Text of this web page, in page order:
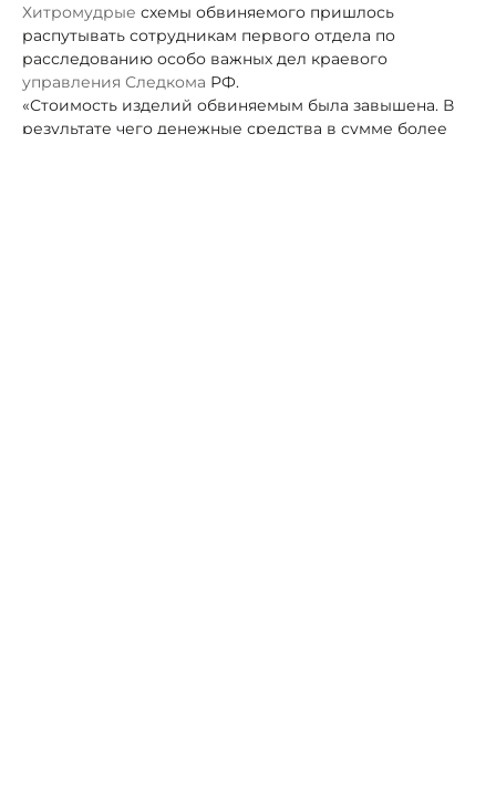
Хитромудрые схемы обвиняемого пришлось
распутывать сотрудникам первого отдела по
расследованию особо важных дел краевого
управления Следкома РФ.
«Стоимость изделий обвиняемым была завышена. В
результате чего денежные средства в сумме более